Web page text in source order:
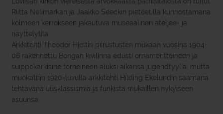
Riitta Nelimarkan ja Jaakko Seeckin pieteetillä kunnostamana
kolmeen kerrokseen jakautuva museaalinen ateljee- ja
näyttelytila.
Arkkitehti Theodor Hjeltin piirustusten mukaan vuosina 1904-
06 rakennettu Bongan kivilinna edusti ornamentteineen ja
suippokärkisine torneineen aluksi aikansa jugendtyyliä, mutta
muokattiin 1920-luvulla arkkitehti Hilding Ekelundin saamana
tehtävänä uusklassismia ja funkista mukaillen nykyiseen
asuunsa.